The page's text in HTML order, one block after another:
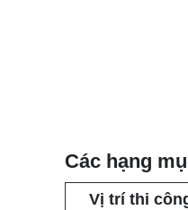
Các hạng
Vị trí thi